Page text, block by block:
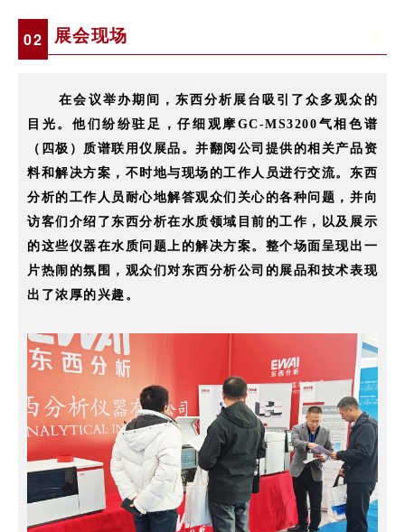
02 展会现场
在会议举办期间，东西分析展台吸引了众多观众的
目光。他们纷纷驻足，仔细观摩 GC-MS3200气相色谱
（四极）质谱联用仪展品。并翻阅公司提供的相关产品资
料和解决方案，不时地与现场的工作人员进行交流。东西
分析的工作人员耐心地解答观众们关心的各种问题， 并向
访客们介绍了东西分析在水质领域目前的工作，以及展示
的这些仪器在水质问题上的解决方案。 整个场面呈现出一
片热闹的氛围，观众们对东西分析公司的展品和技术表现
出了浓厚的兴趣。